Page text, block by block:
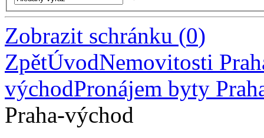
Zobrazit schránku (0)
ZpětÚvodNemovitosti
východPronájem byty
Praha-východ